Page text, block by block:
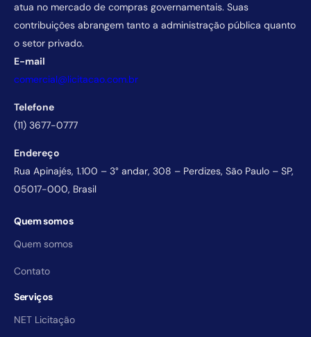
atua no mercado de compras governamentais. Suas
contribuições abrangem tanto a administração pública quanto
o setor privado.
E-mail
comercial@licitacao.com.br
Telefone
(11) 3677-0777
Endereço
Rua Apinajés, 1.100 – 3° andar, 308 – Perdizes, São Paulo – SP,
05017-000, Brasil
Quem somos
Quem somos
Contato
Serviços
NET Licitação